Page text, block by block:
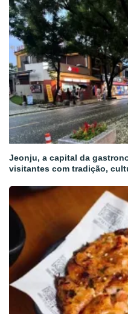
Jeonju, a capital da
visitantes com tradição,